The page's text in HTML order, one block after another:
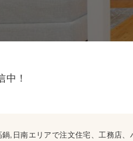
中！
,日南エリアで注文住宅、工務店